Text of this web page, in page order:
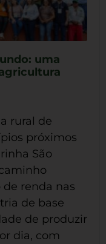
uma
rural de
próximos
São
renda nas
de base
de produzir
dia, com